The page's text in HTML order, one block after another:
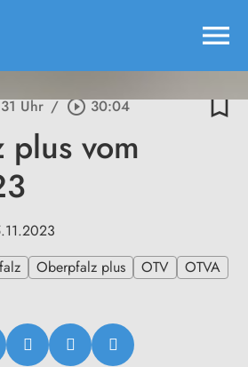
menu
Uhr / play_circle_outline30:04 bookmark_border
vom
Oberpfalz plus OTV
OTVA